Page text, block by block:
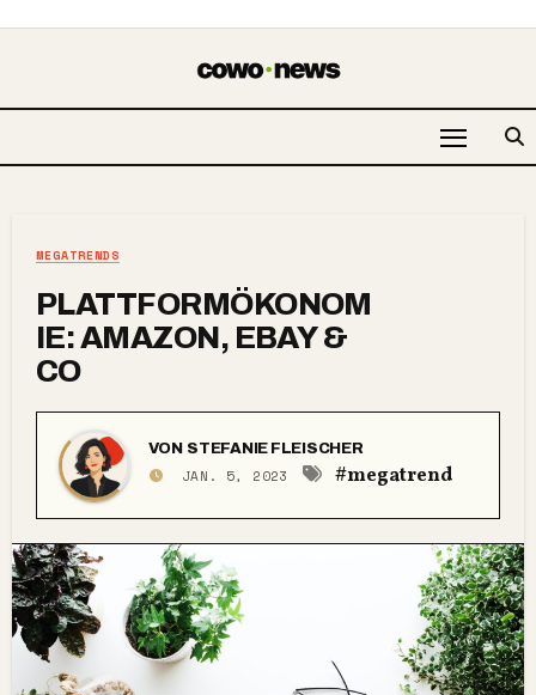
MEGATRENDS
PLATTFORMÖKONOM
IE: AMAZON, EBAY &
CO
VON STEFANIE FLEISCHER
JAN. 5, 2023 #megatrend